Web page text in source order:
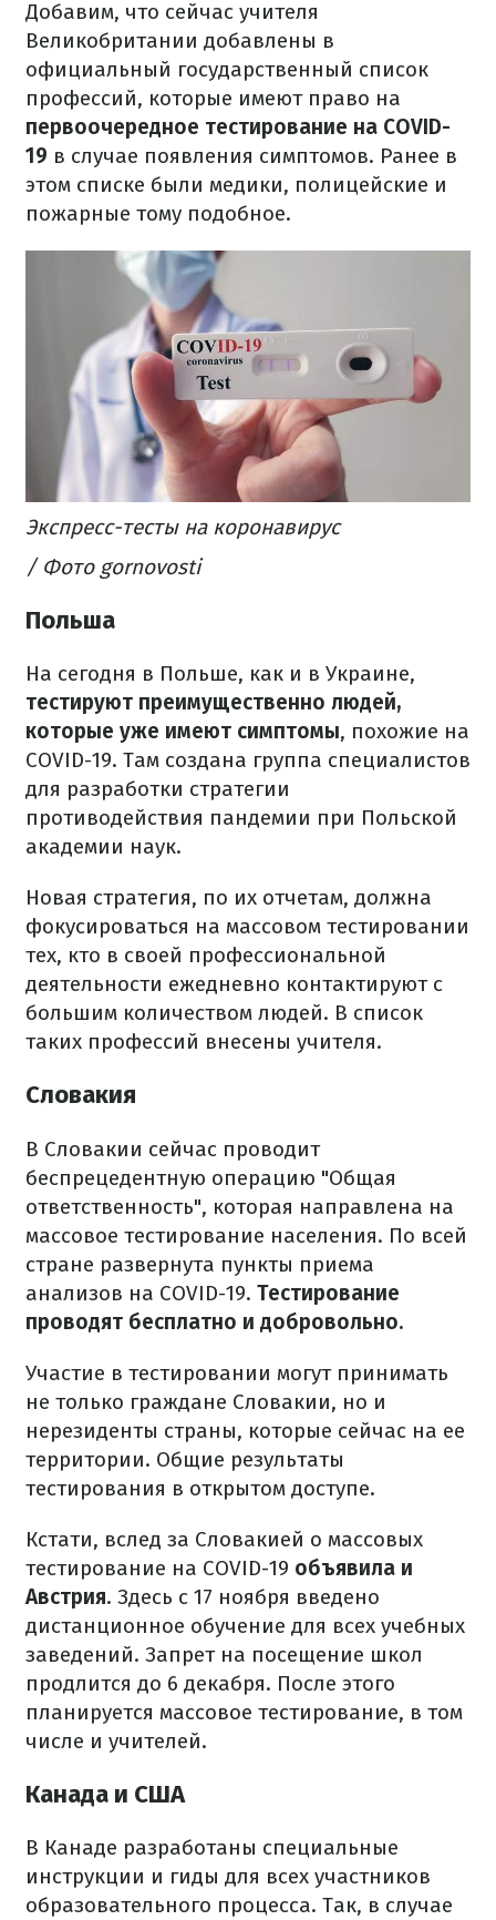
Добавим, что сейчас учителя
Великобритании добавлены в
официальный государственный список
профессий, которые имеют право на
первоочередное тестирование на COVID-
19 в случае появления симптомов. Ранее в
этом списке были медики, полицейские и
пожарные тому подобное.
Экспресс-тесты на коронавирус
/ Фото gornovosti
Польша
На сегодня в Польше, как и в Украине,
тестируют преимущественно людей,
которые уже имеют симптомы, похожие на
COVID-19. Там создана группа специалистов
для разработки стратегии
противодействия пандемии при Польской
академии наук.
Новая стратегия, по их отчетам, должна
фокусироваться на массовом тестировании
тех, кто в своей профессиональной
деятельности ежедневно контактируют с
большим количеством людей. В список
таких профессий внесены учителя.
Словакия
В Словакии сейчас проводит
беспрецедентную операцию "Общая
ответственность", которая направлена ​​на
массовое тестирование населения. По всей
стране развернута пункты приема
анализов на COVID-19. Тестирование
проводят бесплатно и добровольно.
Участие в тестировании могут принимать
не только граждане Словакии, но и
нерезиденты страны, которые сейчас на ее
территории. Общие результаты
тестирования в открытом доступе.
Кстати, вслед за Словакией о массовых
тестирование на COVID-19 объявила и
Австрия. Здесь с 17 ноября введено
дистанционное обучение для всех учебных
заведений. Запрет на посещение школ
продлится до 6 декабря. После этого
планируется массовое тестирование, в том
числе и учителей.
Канада и США
В Канаде разработаны специальные
инструкции и гиды для всех участников
образовательного процесса. Так, в случае